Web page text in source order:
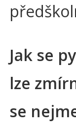
Jak se
lze
se